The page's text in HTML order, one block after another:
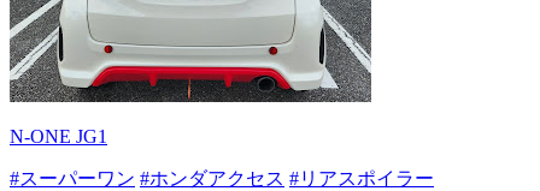
N-ONE JG1
#スーパーワン #ホンダアクセス #リアスポイラー